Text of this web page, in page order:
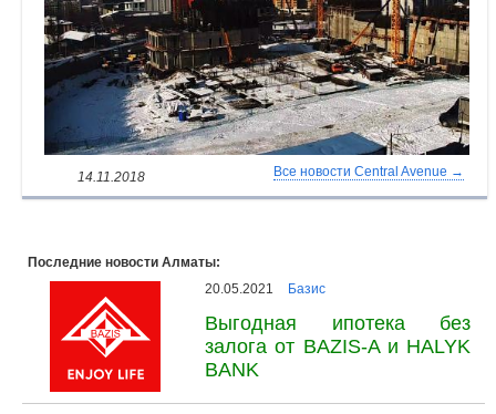
Агентства
Объявления
Кабинет
14.11.2018 Все новости Central Avenue →
Последние новости Алматы:
20.05.2021
Базис
Выгодная ипотека без
залога от BAZIS-A и HALYK
BANK